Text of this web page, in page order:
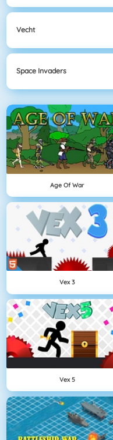
Vecht
Space Invaders
Age Of War
Vex 3
Vex 5